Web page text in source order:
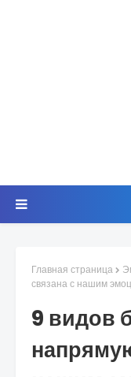
Главная страница
связана с нашим
9 видов